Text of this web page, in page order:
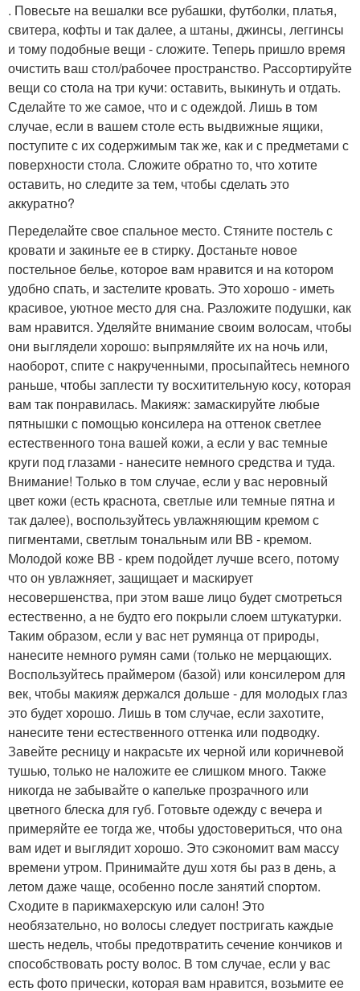
. Повесьте на вешалки все рубашки, футболки, платья,
свитера, кофты и так далее, а штаны, джинсы, леггинсы
и тому подобные вещи - сложите. Теперь пришло время
очистить ваш стол/рабочее пространство. Рассортируйте
вещи со стола на три кучи: оставить, выкинуть и отдать.
Сделайте то же самое, что и с одеждой. Лишь в том
случае, если в вашем столе есть выдвижные ящики,
поступите с их содержимым так же, как и с предметами с
поверхности стола. Сложите обратно то, что хотите
оставить, но следите за тем, чтобы сделать это
аккуратно?
Переделайте свое спальное место. Стяните постель с
кровати и закиньте ее в стирку. Достаньте новое
постельное белье, которое вам нравится и на котором
удобно спать, и застелите кровать. Это хорошо - иметь
красивое, уютное место для сна. Разложите подушки, как
вам нравится. Уделяйте внимание своим волосам, чтобы
они выглядели хорошо: выпрямляйте их на ночь или,
наоборот, спите с накрученными, просыпайтесь немного
раньше, чтобы заплести ту восхитительную косу, которая
вам так понравилась. Макияж: замаскируйте любые
пятнышки с помощью консилера на оттенок светлее
естественного тона вашей кожи, а если у вас темные
круги под глазами - нанесите немного средства и туда.
Внимание! Только в том случае, если у вас неровный
цвет кожи (есть краснота, светлые или темные пятна и
так далее), воспользуйтесь увлажняющим кремом с
пигментами, светлым тональным или BB - кремом.
Молодой коже BB - крем подойдет лучше всего, потому
что он увлажняет, защищает и маскирует
несовершенства, при этом ваше лицо будет смотреться
естественно, а не будто его покрыли слоем штукатурки.
Таким образом, если у вас нет румянца от природы,
нанесите немного румян сами (только не мерцающих.
Воспользуйтесь праймером (базой) или консилером для
век, чтобы макияж держался дольше - для молодых глаз
это будет хорошо. Лишь в том случае, если захотите,
нанесите тени естественного оттенка или подводку.
Завейте ресницу и накрасьте их черной или коричневой
тушью, только не наложите ее слишком много. Также
никогда не забывайте о капельке прозрачного или
цветного блеска для губ. Готовьте одежду с вечера и
примеряйте ее тогда же, чтобы удостовериться, что она
вам идет и выглядит хорошо. Это сэкономит вам массу
времени утром. Принимайте душ хотя бы раз в день, а
летом даже чаще, особенно после занятий спортом.
Сходите в парикмахерскую или салон! Это
необязательно, но волосы следует постригать каждые
шесть недель, чтобы предотвратить сечение кончиков и
способствовать росту волос. В том случае, если у вас
есть фото прически, которая вам нравится, возьмите ее